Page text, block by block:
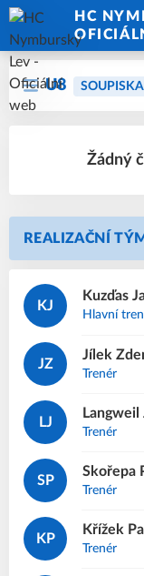
HC
U8 SOUPISKA
REALIZAČNÍ TÝM
KJ
Kuzďas
Hlavní
JZ
Jílek
Trenér
LJ
Langweil
Trenér
SP
Skořepa
Trenér
KP
Křížek
Trenér
Žádný